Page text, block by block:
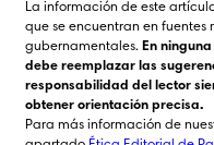
La información de este
que se encuentran en fuentes
gubernamentales. En
debe reemplazar las
responsabilidad del lector
obtener orientación precisa.
Para más información de